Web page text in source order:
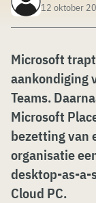
12 oktober
Microsoft
aankondiging
Teams.
Microsoft
bezetting van
organisatie
desktop-as-a-
Cloud PC.